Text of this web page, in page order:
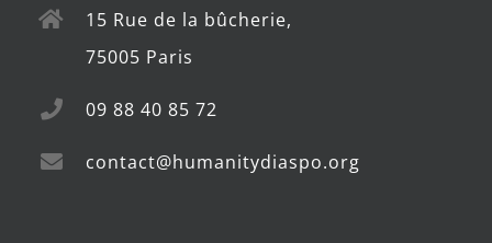
15 Rue de la bûcherie,
75005 Paris
09 88 40 85 72
contact@humanitydiaspo.org